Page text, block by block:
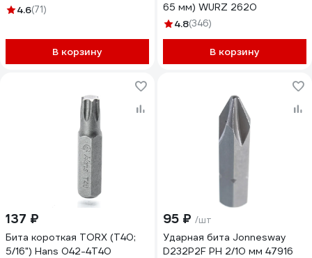
4.6(71)
В корзину
65 мм) WURZ 2620
4.8(346)
В корзину
137 ₽
Бита короткая TORX (Т40;
5/16") Hans 042-4T40
95 ₽ /шт
Ударная бита Jonnesway
D232P2F PH 2/10 мм 47916